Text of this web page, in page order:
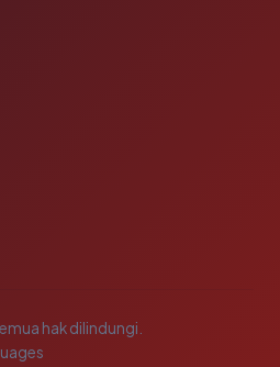
hak dilindungi.